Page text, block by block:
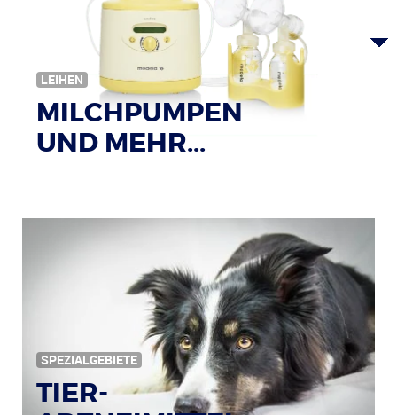
LEIHEN
MILCHPUMPEN
UND MEHR...
SPEZIALGEBIETE
TIER-